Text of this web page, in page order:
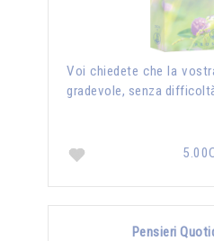
Voi chiedete che la
gradevole, senza
Pensieri